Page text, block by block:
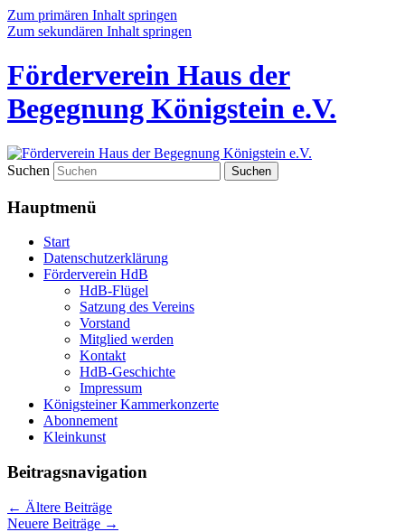
Zum primären Inhalt springen
Zum sekundären Inhalt springen
Förderverein Haus der
Begegnung Königstein e.V.
Suchen
Hauptmenü
Start
Datenschutzerklärung
Förderverein HdB
HdB-Flügel
Satzung des Vereins
Vorstand
Mitglied werden
Kontakt
HdB-Geschichte
Impressum
Königsteiner Kammerkonzerte
Abonnement
Kleinkunst
Beitragsnavigation
← Ältere Beiträge
Neuere Beiträge →